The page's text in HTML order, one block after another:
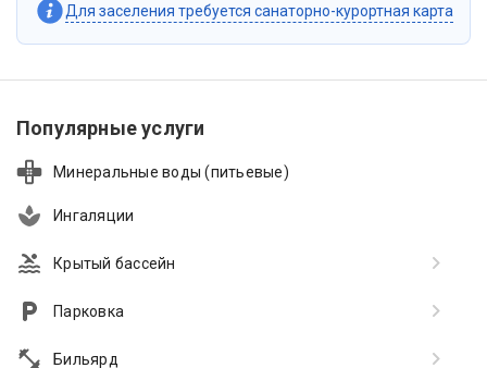
Для заселения требуется санаторно-курортная карта
Популярные услуги
Минеральные воды (питьевые)
Ингаляции
Крытый бассейн
Парковка
Бильярд